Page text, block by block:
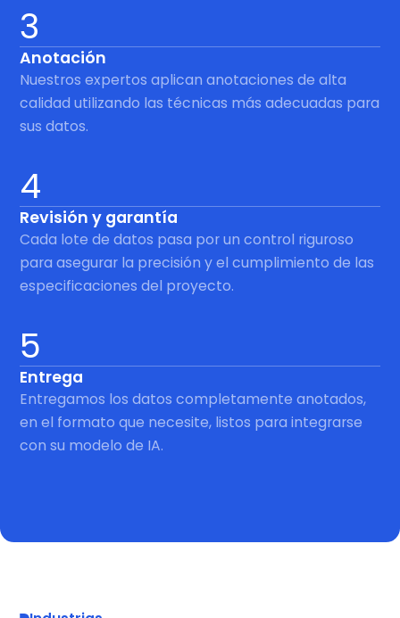
3
Anotación
Nuestros expertos aplican anotaciones de alta
calidad utilizando las técnicas más adecuadas para
sus datos.
4
Revisión y garantía
Cada lote de datos pasa por un control riguroso
para asegurar la precisión y el cumplimiento de las
especificaciones del proyecto.
5
Entrega
Entregamos los datos completamente anotados,
en el formato que necesite, listos para integrarse
con su modelo de IA.